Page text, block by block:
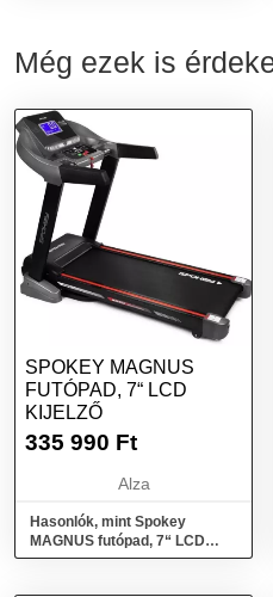
Még ezek is
SPOKEY MAGNUS
FUTÓPAD, 7“ LCD
KIJELZŐ
335 990 Ft
Alza
Hasonlók, mint Spokey
MAGNUS futópad, 7“ LCD
kijelző